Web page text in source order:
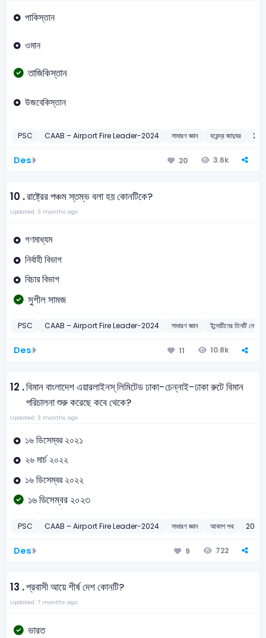
পাকিস্তান
ওমান
তাজিকিস্তান
উজবেকিস্তান
PSC CAAB – Airport Fire Leader-2024 সাধারণ জ্ঞান বরেন্দ্র জাদুঘর
Des 20 3.6k
10 .রাষ্ট্রের পঞ্চম স্তম্ভ বলা হয় কোনটিকে?
Updated: 3 months ago
গণমাধ্যম
নির্বাহী বিভাগ
বিচার বিভাগ
সুশীল সামজ
PSC CAAB – Airport Fire Leader-2024 সাধারণ জ্ঞান ইন্দোচীনের তিনটি দেশ
Des 11 10.8k
12 .বিমান বাংলাদেশ এয়ারলাইনস্ লিমিটেড ঢাকা-চেন্নাই-ঢাকা রুটে বিমান
পরিচালনা শুরু করেছে কবে থেকে?
Updated: 3 months ago
১৬ ডিসেম্বর ২০২১
২৬ মার্চ ২০২২
১৬ ডিসেম্বর ২০২২
১৬ ডিসেম্বর ২০২৩
PSC CAAB – Airport Fire Leader-2024 সাধারণ জ্ঞান আকাশ পথ 2024
Des 9 722
13 .প্রবাসী আয়ে শীর্ষ দেশ কোনটি?
Updated: 7 months ago
ভারত